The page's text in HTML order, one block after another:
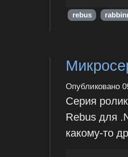
rebus
Опубликовано
Серия
Rebus для
какому-то